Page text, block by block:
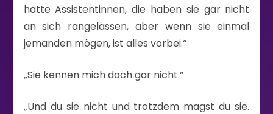
hatte Assistentinnen, die haben sie gar nicht
an sich rangelassen, aber wenn sie einmal
jemanden mögen, ist alles vorbei.“
„Sie kennen mich doch gar nicht.“
„Und du sie nicht und trotzdem magst du sie.